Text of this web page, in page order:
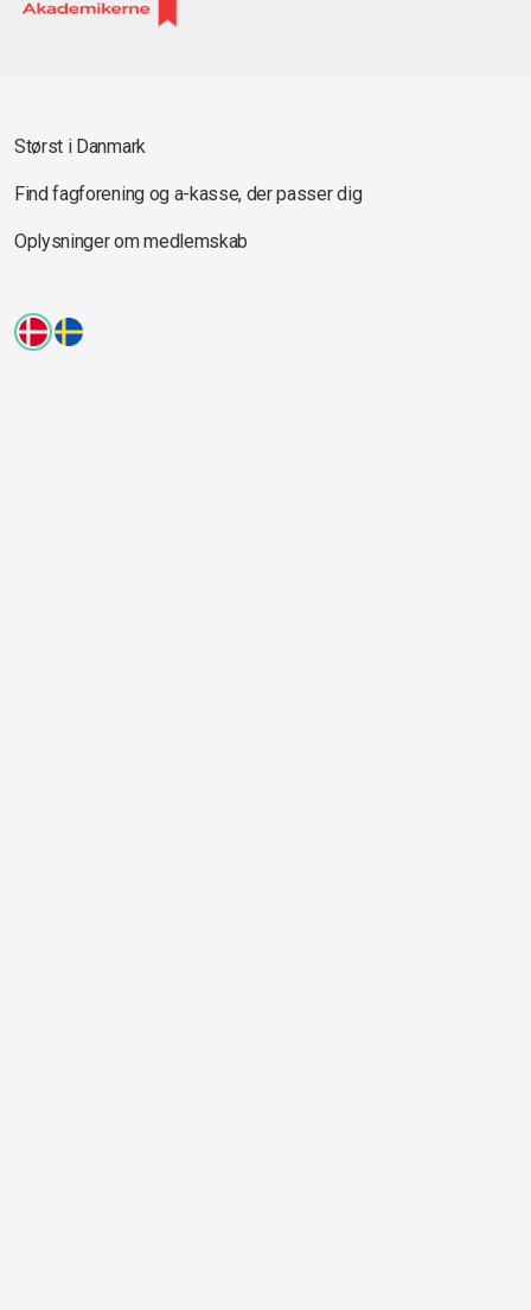
Størst i Danmark
Find fagforening og a-kasse, der passer dig
Oplysninger om medlemskab